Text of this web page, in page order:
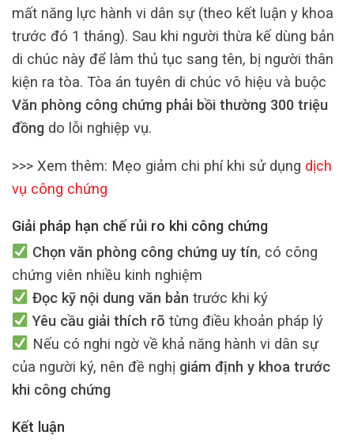
mất năng lực hành vi dân sự (theo kết luận y khoa
trước đó 1 tháng). Sau khi người thừa kế dùng bản
di chúc này để làm thủ tục sang tên, bị người thân
kiện ra tòa. Tòa án tuyên di chúc vô hiệu và buộc
Văn phòng công chứng phải bồi thường 300 triệu
đồng do lỗi nghiệp vụ.
>>> Xem thêm: Mẹo giảm chi phí khi sử dụng dịch
vụ công chứng
Giải pháp hạn chế rủi ro khi công chứng
Chọn văn phòng công chứng uy tín, có công
chứng viên nhiều kinh nghiệm
Đọc kỹ nội dung văn bản trước khi ký
Yêu cầu giải thích rõ từng điều khoản pháp lý
Nếu có nghi ngờ về khả năng hành vi dân sự
của người ký, nên đề nghị giám định y khoa trước
khi công chứng
Kết luận